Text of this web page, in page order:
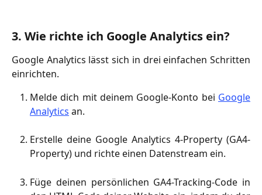
3. Wie richte ich Google Analytics ein?
Google Analytics lässt sich in drei einfachen Schritten
einrichten.
Melde dich mit deinem Google-Konto bei Google
Analytics an.
Erstelle deine Google Analytics 4-Property (GA4-
Property) und richte einen Datenstream ein.
Füge deinen persönlichen GA4-Tracking-Code in